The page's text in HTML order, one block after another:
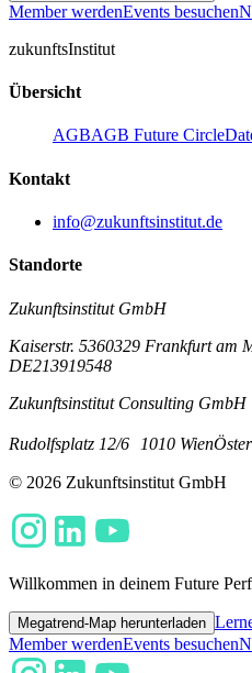
Member werdenEvents besuchen
zukunftsInstitut
Übersicht
AGBAGB Future Circle
Kontakt
info@zukunftsinstitut.de
Standorte
Zukunftsinstitut GmbH
Kaiserstr. 5360329 Frankfurt am
DE213919548
Zukunftsinstitut Consulting GmbH
Rudolfsplatz 12/6 1010 Wien
© 2026 Zukunftsinstitut GmbH
Willkommen in deinem Future
Megatrend-Map herunterladen
Member werdenEvents besuchen